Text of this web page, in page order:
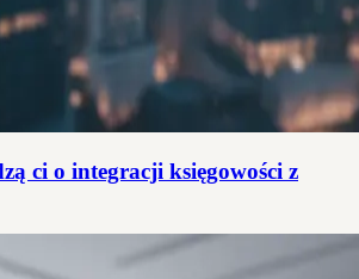
ci o integracji księgowości z